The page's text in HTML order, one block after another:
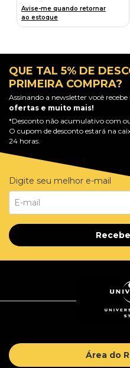
Avise-me quando retornar
ao estoque
QUE TAL 5% DE
PRIMEIRA COMPRA?
Assinando a newsletter você
ofertas e muito mais!
*Desconto não acumulativo com
O cupom de desconto estará na
24 horas.
Digite seu melhor e-mail
Área do